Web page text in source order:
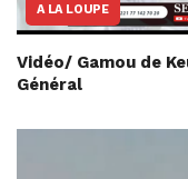
A LA LOUPE
Vidéo/ Gamou de
Général